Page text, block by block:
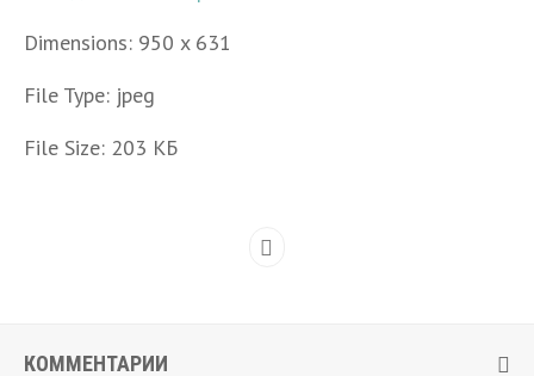
Dimensions: 950 x 631
File Type: jpeg
File Size: 203 КБ
КОММЕНТАРИИ